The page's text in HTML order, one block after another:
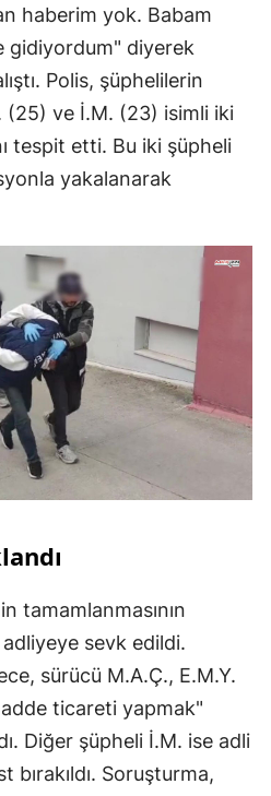
haberim yok. Babam
gidiyordum" diyerek
Polis, şüphelilerin
(25) ve İ.M. (23) isimli iki
tespit etti. Bu iki şüpheli
yakalanarak
tamamlanmasının
sevk edildi.
sürücü M.A.Ç., E.M.Y.
ticareti yapmak"
Diğer şüpheli İ.M. ise adli
bırakıldı. Soruşturma,